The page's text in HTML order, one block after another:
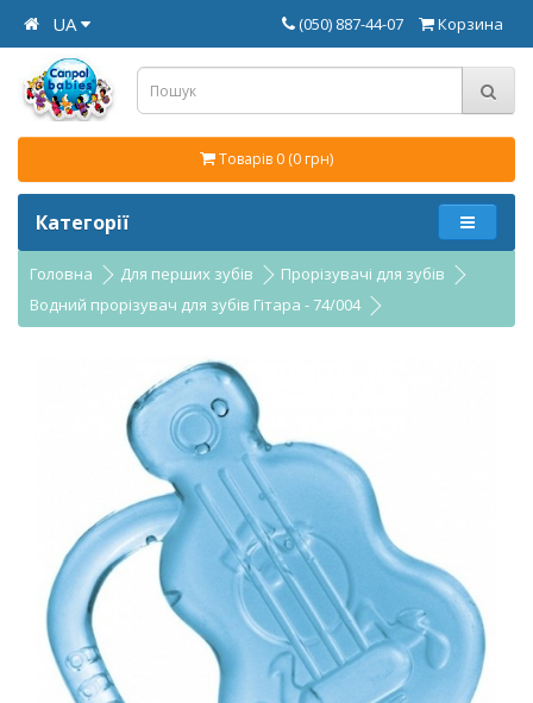
UA Корзина
(050) 887-44-07
Товарів 0 (0 грн)
Категорії
Головна Для перших зубів
Прорізувачі для зубів
Водний прорізувач для зубів Гітара - 74/004